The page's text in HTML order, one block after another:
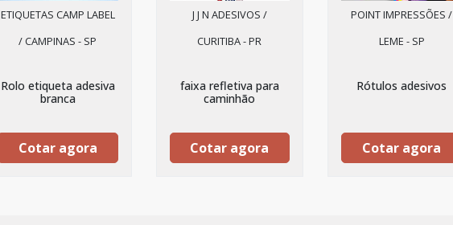
ETIQUETAS CAMP LABEL
/ CAMPINAS - SP
Rolo etiqueta adesiva
branca
Cotar agora
J J N ADESIVOS /
CURITIBA - PR
faixa refletiva para
caminhão
Cotar agora
POINT IMPRESSÕES /
LEME - SP
Rótulos adesivos
Cotar agora